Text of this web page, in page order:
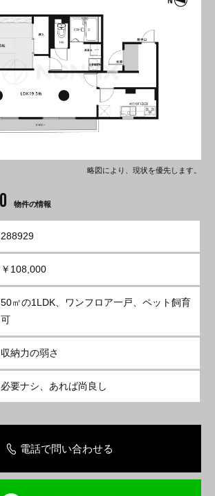
略図により、現状を優先します。
物件の情報
288929
￥108,000
50㎡の1LDK、ワンフロア一戸、ペット飼育
可
収納力の弱さ
必要ナシ、あれば尚良し
電話で問い合わせる